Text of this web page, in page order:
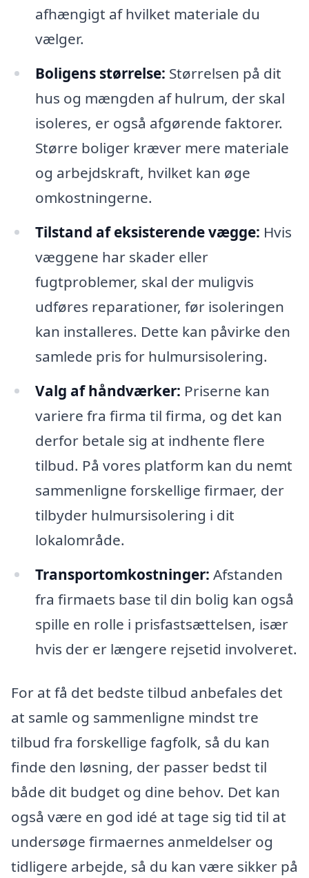
afhængigt af hvilket materiale du
vælger.
Boligens størrelse: Størrelsen på dit
hus og mængden af hulrum, der skal
isoleres, er også afgørende faktorer.
Større boliger kræver mere materiale
og arbejdskraft, hvilket kan øge
omkostningerne.
Tilstand af eksisterende vægge: Hvis
væggene har skader eller
fugtproblemer, skal der muligvis
udføres reparationer, før isoleringen
kan installeres. Dette kan påvirke den
samlede pris for hulmursisolering.
Valg af håndværker: Priserne kan
variere fra firma til firma, og det kan
derfor betale sig at indhente flere
tilbud. På vores platform kan du nemt
sammenligne forskellige firmaer, der
tilbyder hulmursisolering i dit
lokalområde.
Transportomkostninger: Afstanden
fra firmaets base til din bolig kan også
spille en rolle i prisfastsættelsen, især
hvis der er længere rejsetid involveret.
For at få det bedste tilbud anbefales det
at samle og sammenligne mindst tre
tilbud fra forskellige fagfolk, så du kan
finde den løsning, der passer bedst til
både dit budget og dine behov. Det kan
også være en god idé at tage sig tid til at
undersøge firmaernes anmeldelser og
tidligere arbejde, så du kan være sikker på